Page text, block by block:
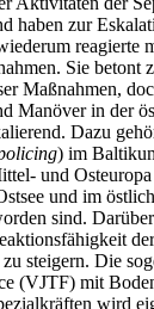
haben zur
reagierte
Sie betont
Maßnahmen,
Manöver in der
Dazu
) im
und
und im
sind.
steigern. Die
(VJTF) mit
wird